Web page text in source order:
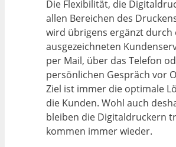
Die Flexibilität, die
allen Bereichen des
wird übrigens ergänzt durch
ausgezeichneten
per Mail, über das Telefon
persönlichen Gespräch vor
Ziel ist immer die optimale
die Kunden. Wohl auch
bleiben die Digitaldruckern
kommen immer wieder.